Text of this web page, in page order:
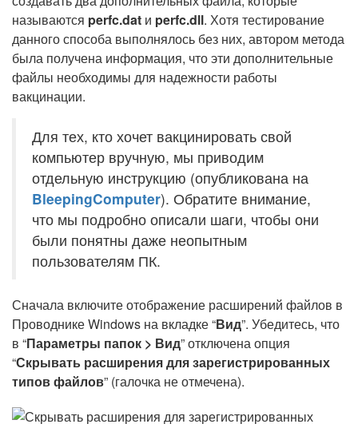
называются perfc.dat и perfc.dll. Хотя тестирование
данного способа выполнялось без них, автором метода
была получена информация, что эти дополнительные
файлы необходимы для надежности работы
вакцинации.
Для тех, кто хочет вакцинировать свой
компьютер вручную, мы приводим
отдельную инструкцию (опубликована на
BleepingComputer). Обратите внимание,
что мы подробно описали шаги, чтобы они
были понятны даже неопытным
пользователям ПК.
Сначала включите отображение расширений файлов в
Проводнике Windows на вкладке “Вид”. Убедитесь, что
в “Параметры папок > Вид” отключена опция
“Скрывать расширения для зарегистрированных
типов файлов” (галочка не отмечена).